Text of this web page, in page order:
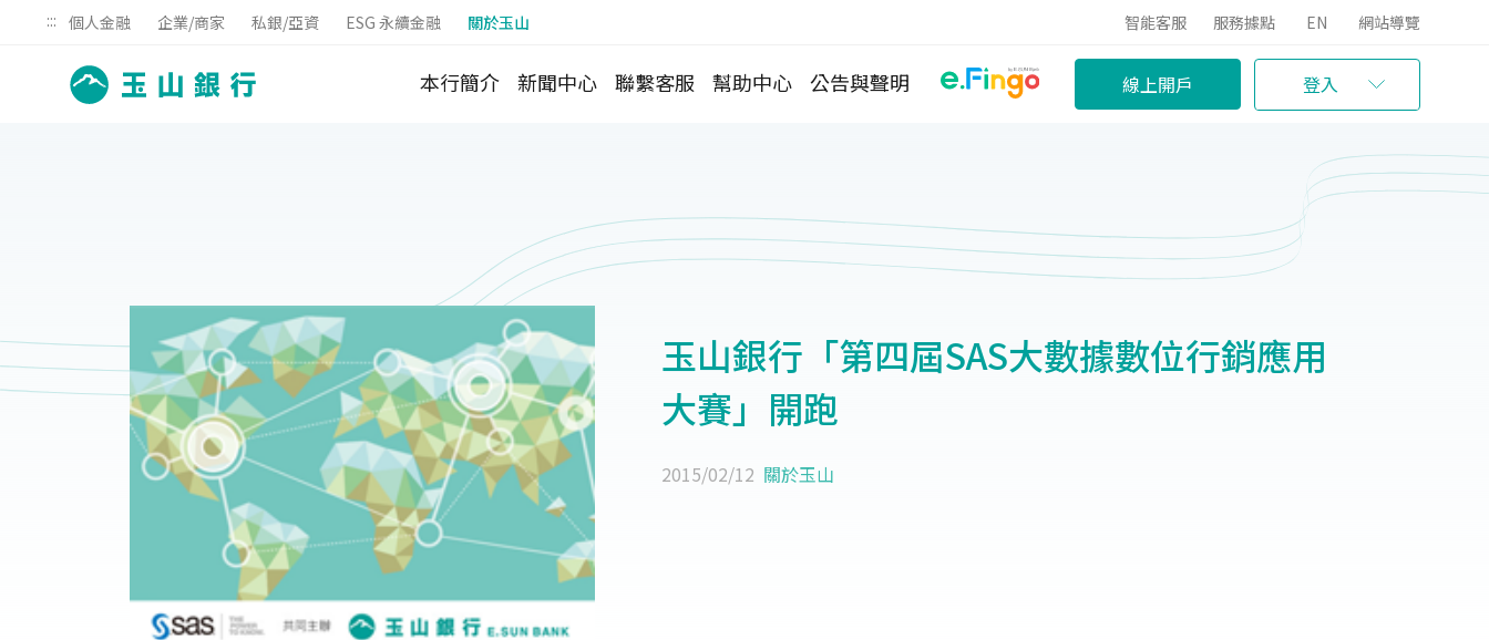
::: 個人金融 企業/商家 私銀/亞資 ESG 永續金融 關於玉山 智能客服 服務據點 EN 網站導覽
本行簡介 新聞中心 聯繫客服 幫助中心 公告與聲明 線上開戶 登入
玉山銀行「第四屆SAS大數據數位行銷應用
大賽」開跑
2015/02/12 關於玉山